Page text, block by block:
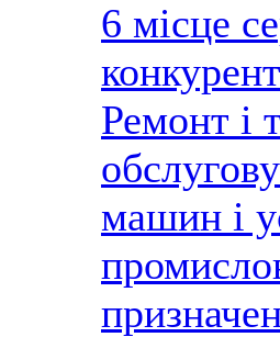
6 місце
Ремонт і
машин і